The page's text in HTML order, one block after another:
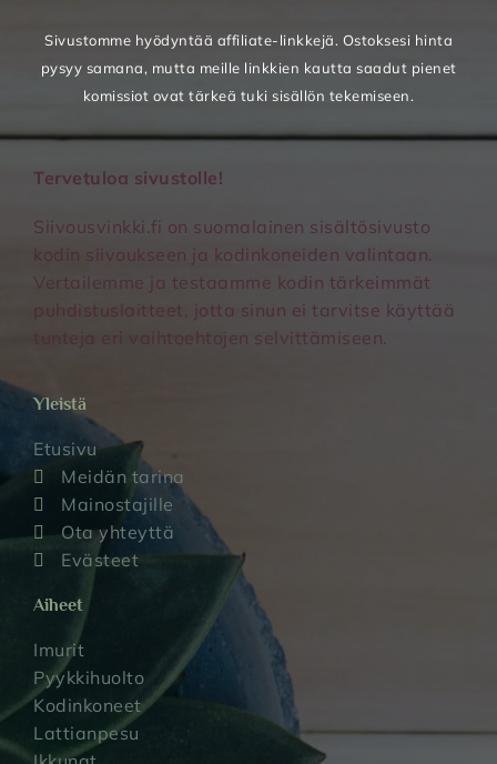
Sivustomme hyödyntää affiliate-linkkejä. Ostoksesi hinta
pysyy samana, mutta meille linkkien kautta saadut pienet
komissiot ovat tärkeä tuki sisällön tekemiseen.
Tervetuloa sivustolle!
Siivousvinkki.fi on suomalainen sisältösivusto
kodin siivoukseen ja kodinkoneiden valintaan.
Vertailemme ja testaamme kodin tärkeimmät
puhdistuslaitteet, jotta sinun ei tarvitse käyttää
tunteja eri vaihtoehtojen selvittämiseen.
Yleistä
Etusivu
Meidän tarina
Mainostajille
Ota yhteyttä
Evästeet
Aiheet
Imurit
Pyykkihuolto
Kodinkoneet
Lattianpesu